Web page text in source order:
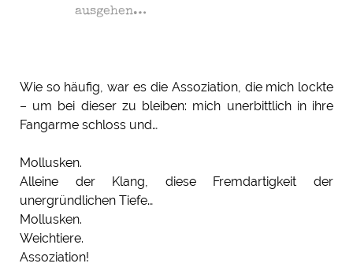
ausgehen…
Wie so häufig, war es die Assoziation, die mich lockte
– um bei dieser zu bleiben: mich unerbittlich in ihre
Fangarme schloss und…
Mollusken.
Alleine der Klang, diese Fremdartigkeit der
unergründlichen Tiefe…
Mollusken.
Weichtiere.
Assoziation!